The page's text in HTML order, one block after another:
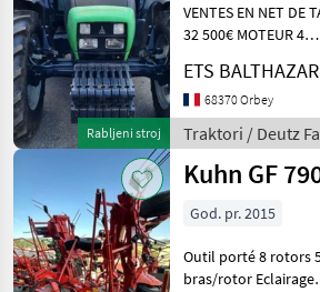
Rabljeni stroj
VENTES EN NET DE
32 500€ MOTEUR 4
CABINE SUR SILENT
TOIT OUVRANT
CLIMATISATION
EN BON ETAT SIEGE
PNEUMATIQUE
ETS
68370 Orbey
Traktori / Deutz
Kuhn GF
God. pr. 2015
Outil porté 8 rotors
bras/rotor Eclairage